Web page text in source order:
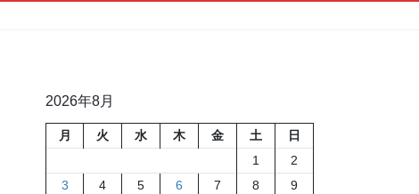
2026年8月
月 火 水 木 金 土
日
1
2
3
4 5 6 7 8
9